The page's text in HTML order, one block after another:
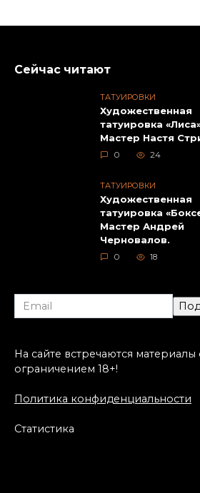
Сейчас читают
ТАТУИРОВКИ
Художественная
татуировка
Мастер Настя
0 24
ТАТУИРОВКИ
Художественная
татуировка
Мастер Андрей
Черновалов.
0 18
На сайте встречаются
ограничением 18+!
Политика конфиденциальности
Статистика